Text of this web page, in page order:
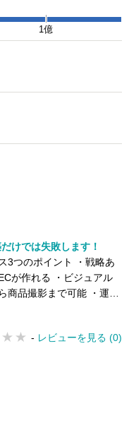
1億
けでは失敗します！
3つのポイント ・戦略あ
が作れる ・ビジュアル
商品撮影まで可能 ・運用
- レビューを見る (0)